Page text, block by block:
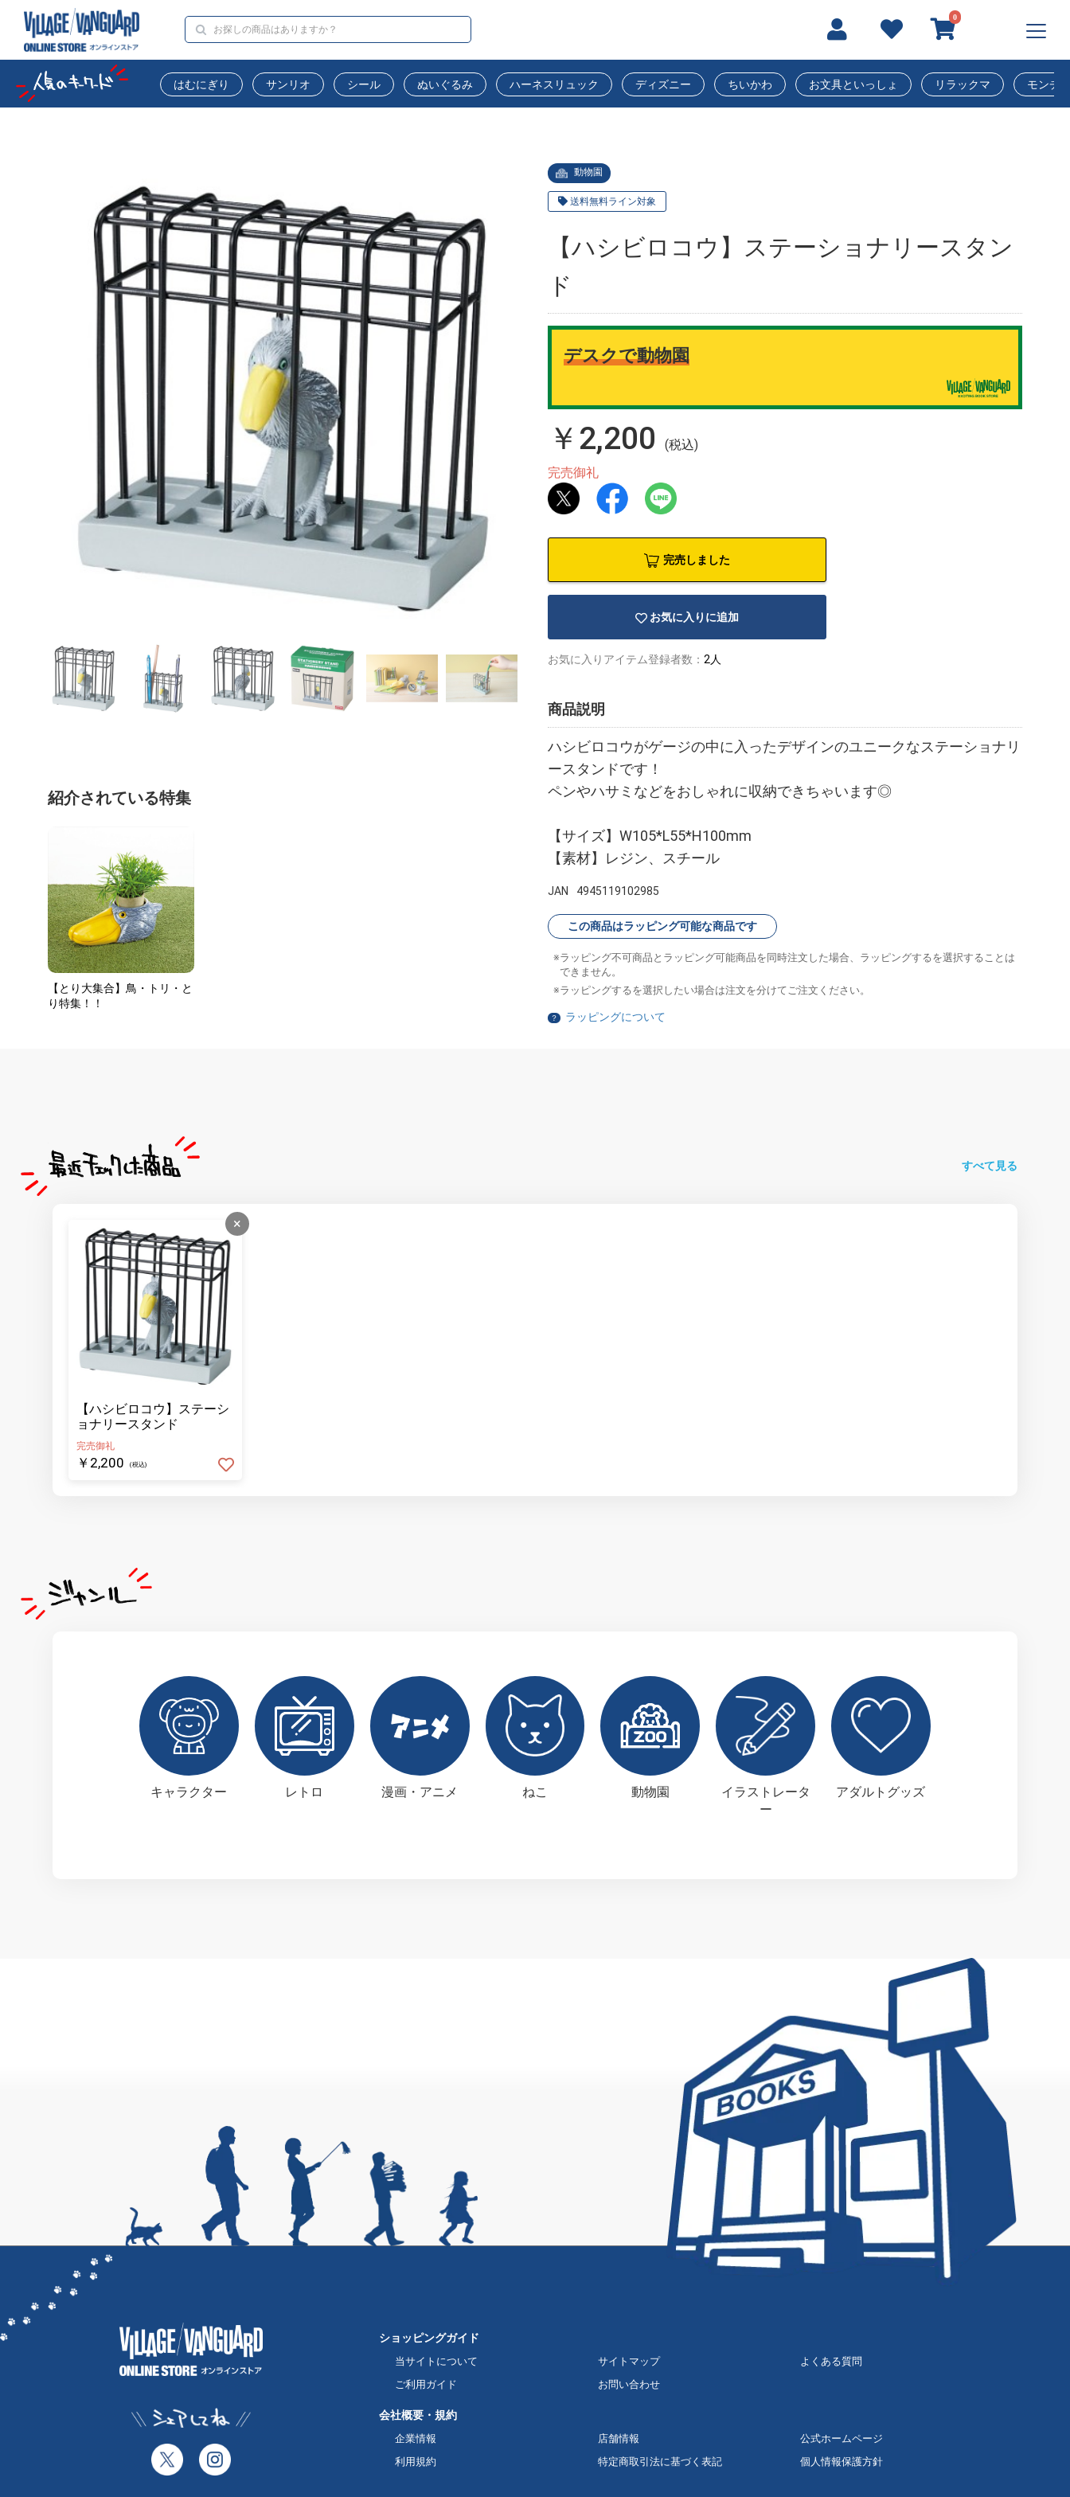
0
はむにぎり サンリオ シール ぬいぐるみ ハーネスリュック ディズニー ちいかわ お文具といっしょ リラックマ モンチ
動物園
送料無料ライン対象
【ハシビロコウ】ステーショナリースタン
ド
デスクで動物園
￥2,200
(税込)
完売御礼
完売しました
お気に入りに追加
お気に入りアイテム登録者数： 2人
商品説明
ハシビロコウがゲージの中に入ったデザインのユニークなステーショナリ
ースタンドです！
ペンやハサミなどをおしゃれに収納できちゃいます◎
【サイズ】W105*L55*H100mm
【素材】レジン、スチール
JAN 4945119102985
この商品はラッピング可能な商品です
ラッピング不可商品とラッピング可能商品を同時注文した場合、ラッピングするを選択することは
できません。
ラッピングするを選択したい場合は注文を分けてご注文ください。
？ ラッピングについて
紹介されている特集
【とり大集合】鳥・トリ・と
り特集！！
すべて見る
×
【ハシビロコウ】ステーシ
ョナリースタンド
完売御礼
￥2,200 (税込)
キャラクター レトロ 漫画・アニメ ねこ 動物園
イラストレータ
ー
アダルトグッズ
ショッピングガイド
当サイトについて サイトマップ
よくある質問
ご利用ガイド
お問い合わせ
会社概要・規約
企業情報 店舗情報
公式ホームページ
利用規約
特定商取引法に基づく表記 個人情報保護方針